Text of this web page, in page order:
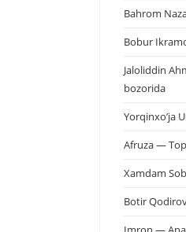
Bahrom
Bobur
Jaloliddin
bozorida
Yorqinxo’ja
Afruza —
Xamdam
Botir